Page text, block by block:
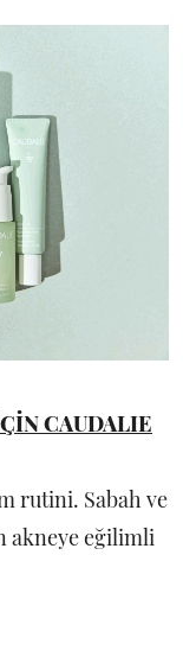
CAUDALIE
rutini. Sabah ve
akneye eğilimli